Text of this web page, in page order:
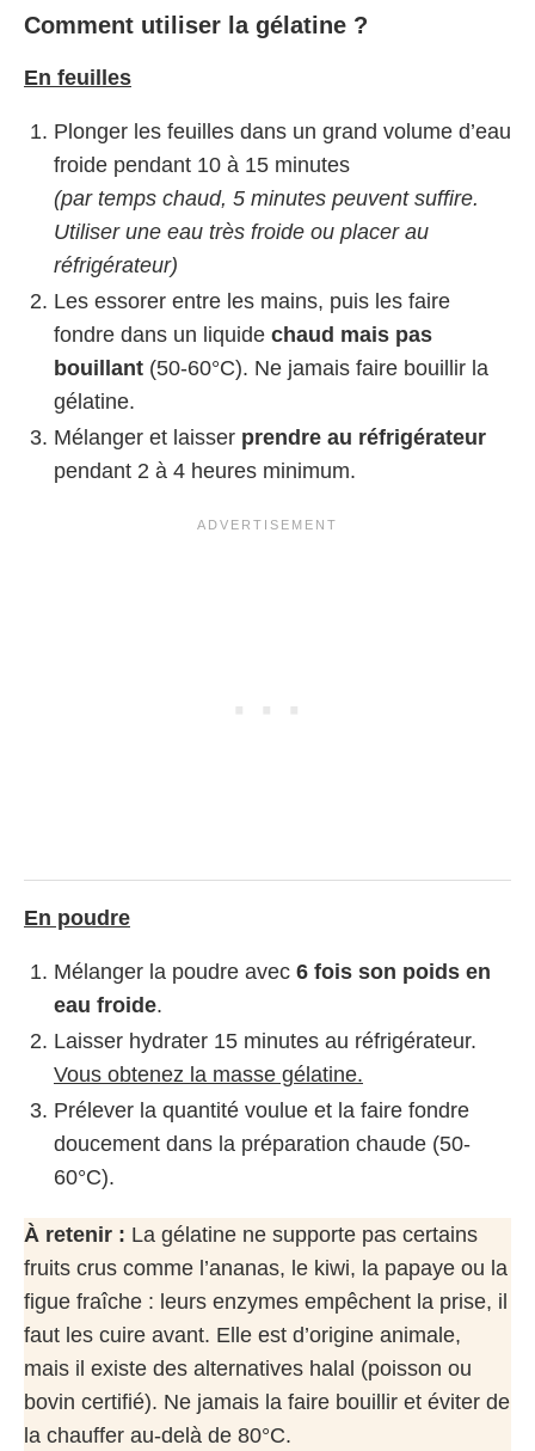
Comment utiliser la gélatine ?
En feuilles
Plonger les feuilles dans un grand volume d’eau
froide pendant 10 à 15 minutes
(par temps chaud, 5 minutes peuvent suffire.
Utiliser une eau très froide ou placer au
réfrigérateur)
Les essorer entre les mains, puis les faire
fondre dans un liquide chaud mais pas
bouillant (50-60°C). Ne jamais faire bouillir la
gélatine.
Mélanger et laisser prendre au réfrigérateur
pendant 2 à 4 heures minimum.
En poudre
Mélanger la poudre avec 6 fois son poids en
eau froide.
Laisser hydrater 15 minutes au réfrigérateur.
Vous obtenez la masse gélatine.
Prélever la quantité voulue et la faire fondre
doucement dans la préparation chaude (50-
60°C).
À retenir : La gélatine ne supporte pas certains
fruits crus comme l’ananas, le kiwi, la papaye ou la
figue fraîche : leurs enzymes empêchent la prise, il
faut les cuire avant. Elle est d’origine animale,
mais il existe des alternatives halal (poisson ou
bovin certifié). Ne jamais la faire bouillir et éviter de
la chauffer au-delà de 80°C.